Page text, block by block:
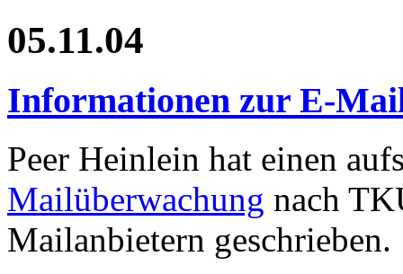
05.11.04
Informationen zur E-
Peer Heinlein hat einen
Mailüberwachung nach
Mailanbietern geschrieben.